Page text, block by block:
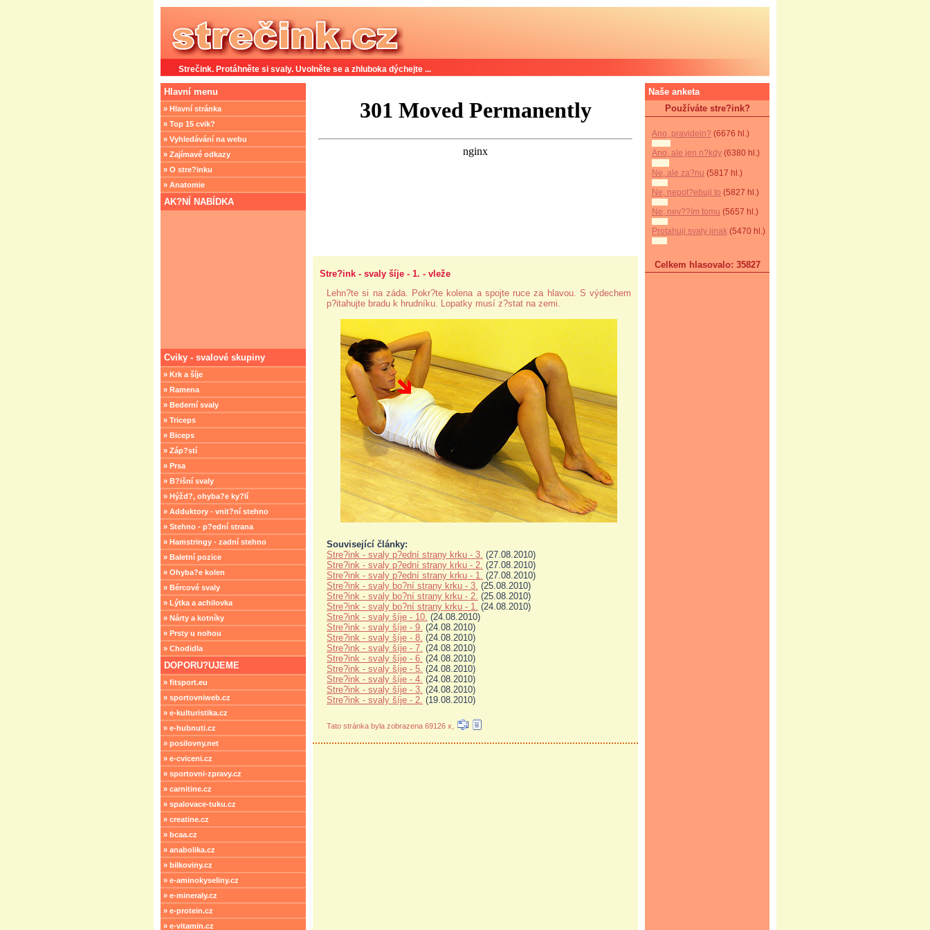
Strečink. Protáhněte si svaly. Uvolněte se a zhluboka dýchejte ...
Hlavní menu
» Hlavní stránka
» Top 15 cvik?
» Vyhledávání na webu
» Zajímavé odkazy
» O stre?inku
» Anatomie
AK?NÍ NABÍDKA
Cviky - svalové skupiny
» Krk a šíje
» Ramena
» Bederní svaly
» Triceps
» Biceps
» Záp?stí
» Prsa
» B?išní svaly
» Hýžd?, ohyba?e ky?lí
» Adduktory - vnit?ní stehno
» Stehno - p?ední strana
» Hamstringy - zadní stehno
» Baletní pozice
» Ohyba?e kolen
» Bércové svaly
» Lýtka a achilovka
» Nárty a kotníky
» Prsty u nohou
» Chodidla
DOPORU?UJEME
» fitsport.eu
» sportovniweb.cz
» e-kulturistika.cz
» e-hubnuti.cz
» posilovny.net
» e-cviceni.cz
» sportovni-zpravy.cz
» carnitine.cz
» spalovace-tuku.cz
» creatine.cz
» bcaa.cz
» anabolika.cz
» bilkoviny.cz
» e-aminokyseliny.cz
» e-mineraly.cz
» e-protein.cz
» e-vitamin.cz
Stre?ink - svaly šíje - 1. - vleže
Lehn?te si na záda. Pokr?te kolena a spojte ruce za hlavou. S výdechem
p?itahujte bradu k hrudníku. Lopatky musí z?stat na zemi.
Související články:
Stre?ink - svaly p?ední strany krku - 3. (27.08.2010)
Stre?ink - svaly p?ední strany krku - 2. (27.08.2010)
Stre?ink - svaly p?ední strany krku - 1. (27.08.2010)
Stre?ink - svaly bo?ní strany krku - 3. (25.08.2010)
Stre?ink - svaly bo?ní strany krku - 2. (25.08.2010)
Stre?ink - svaly bo?ní strany krku - 1. (24.08.2010)
Stre?ink - svaly šíje - 10. (24.08.2010)
Stre?ink - svaly šíje - 9. (24.08.2010)
Stre?ink - svaly šíje - 8. (24.08.2010)
Stre?ink - svaly šíje - 7. (24.08.2010)
Stre?ink - svaly šíje - 6. (24.08.2010)
Stre?ink - svaly šíje - 5. (24.08.2010)
Stre?ink - svaly šíje - 4. (24.08.2010)
Stre?ink - svaly šíje - 3. (24.08.2010)
Stre?ink - svaly šíje - 2. (19.08.2010)
Tato stránka byla zobrazena 69126 x,
Naše anketa
Používáte stre?ink?
Ano, pravideln? (6676 hl.)
Ano, ale jen n?kdy (6380 hl.)
Ne, ale za?nu (5817 hl.)
Ne, nepot?ebuji to (5827 hl.)
Ne, nev??ím tomu (5657 hl.)
Protahuji svaly jinak (5470 hl.)
Celkem hlasovalo: 35827